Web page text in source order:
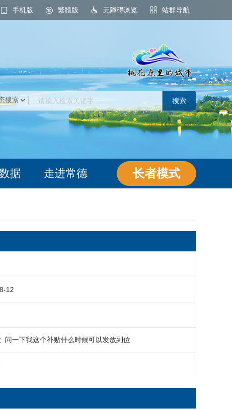
手机版 繁體版 无障碍浏览 站群导航
桃花源里的城市
据 走进常德 长者模式
12
问一下我这个补贴什么时候可以发放到位